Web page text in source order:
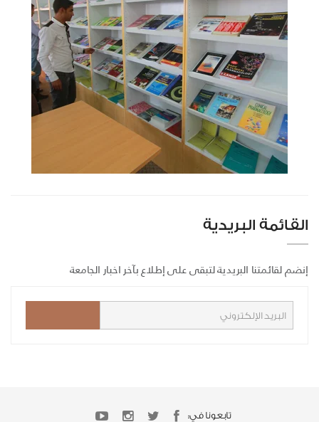
القائمة البريدية
إنضم لقائمتنا البريدية لتبقى على إطلاع بآخر اخبار الجامعة
تابعونا في: